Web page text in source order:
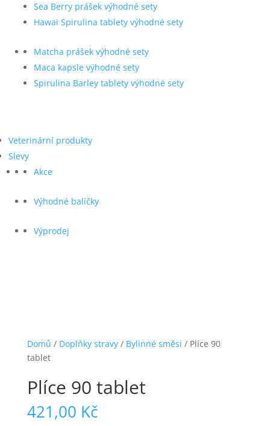
Sea Berry prášek výhodné sety
Hawai Spirulina tablety výhodné sety
Matcha prášek výhodné sety
Maca kapsle výhodné sety
Spirulina Barley tablety výhodné sety
Veterinární produkty
Slevy
Akce
Výhodné balíčky
Výprodej
Domů / Doplňky stravy/ Bylinné směsi / Plíce 90
tablet
Plíce 90 tablet
421,00 Kč